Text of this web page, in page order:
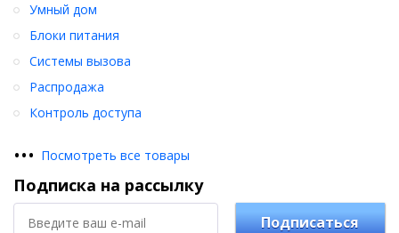
Умный дом
Блоки питания
Системы вызова
Распродажа
Контроль доступа
••• Посмотреть все товары
Подписка на рассылку
Подписаться